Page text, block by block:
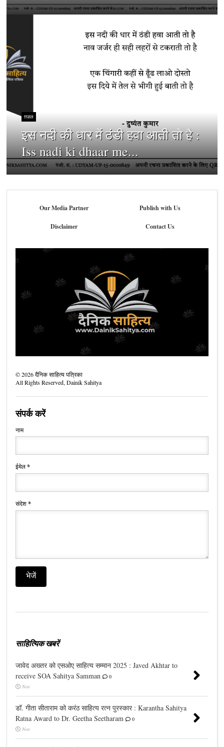
ग़ज़ल
इस नदी की धार में ठंडी हवा आती तो है :
Iss nadi ki dhaar me...
Our Media Partner Publish with Us
Disclaimer Contact Us
©2026दैनिक साहित्य पत्रिका
All Rights Reserved,Dainik Sahitya
संपर्क करें
नाम
ईमेल*
संदेश*
साहित्यिक खबरें
जावेद अख्तर को एसओए साहित्य सम्मान 2025 : Javed Akhtar to
receive SOA Sahitya Samman
0
Nov
डॉ. गीता सीताराम को करंठ साहित्य रत्न पुरस्कार : Karantha Sahitya
Ratna Award to Dr. Geetha Seetharam
0
Nov